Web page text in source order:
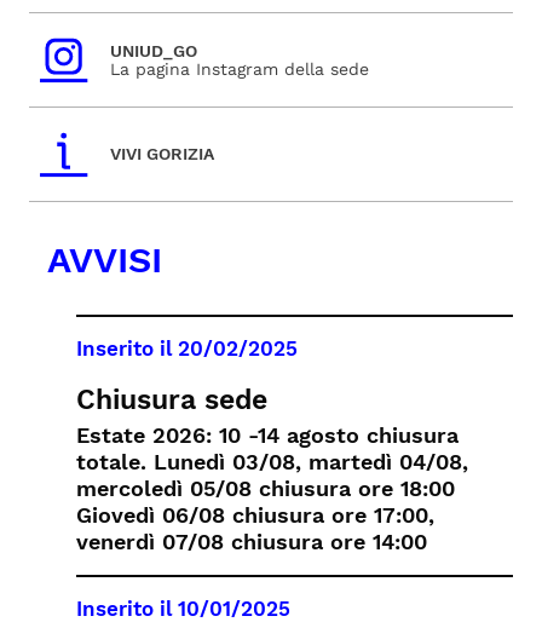
UNIUD_GO
La pagina Instagram della sede
VIVI GORIZIA
AVVISI
Chiusura sede
Estate 2026: 10 -14 agosto chiusura
totale. Lunedì 03/08, martedì 04/08,
mercoledì 05/08 chiusura ore 18:00
Giovedì 06/08 chiusura ore 17:00,
venerdì 07/08 chiusura ore 14:00
Inserito il 20/02/2025
Inserito il 10/01/2025